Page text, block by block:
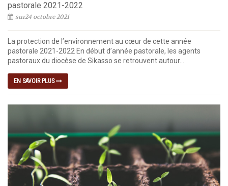
pastorale 2021-2022
sur24 octobre 2021
La protection de l’environnement au cœur de cette année
pastorale 2021-2022 En début d’année pastorale, les agents
pastoraux du diocèse de Sikasso se retrouvent autour...
EN SAVOIR PLUS